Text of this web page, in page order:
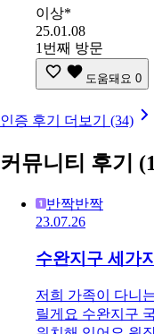
이상*
25.01.08
1번째 방문
도움돼요 0
인증 후기 더보기 (34)
커뮤니티 후기
반짝반짝
23.07.26
수완지구 세가
저희 가족이 다니
릴게요 수완지구